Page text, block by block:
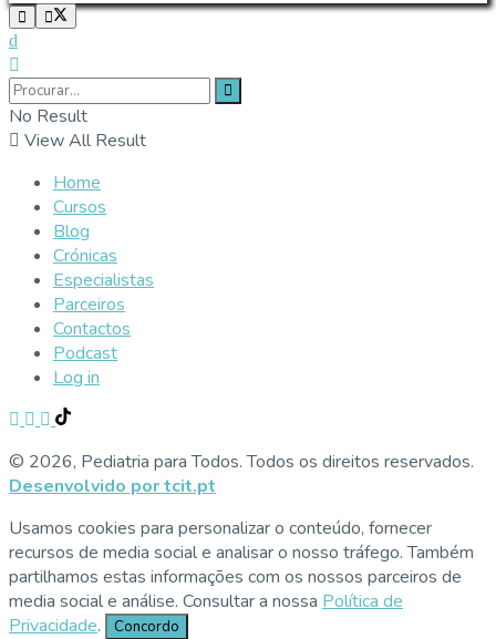
No Result
View All Result
Home
Cursos
Blog
Crónicas
Especialistas
Parceiros
Contactos
Podcast
Log in
© 2026, Pediatria para Todos. Todos os direitos reservados.
Desenvolvido por tcit.pt
Usamos cookies para personalizar o conteúdo, fornecer
recursos de media social e analisar o nosso tráfego. Também
partilhamos estas informações com os nossos parceiros de
media social e análise. Consultar a nossa Política de
Privacidade. Concordo